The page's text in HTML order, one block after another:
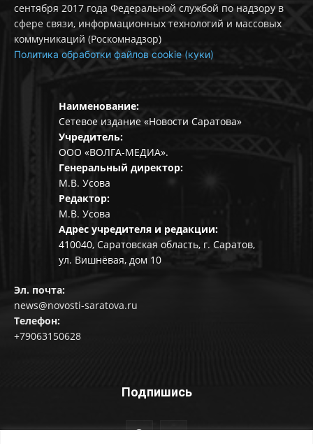
сентября 2017 года Федеральной службой по надзору в
сфере связи, информационных технологий и массовых
коммуникаций (Роскомнадзор)
Политика обработки файлов cookie (куки)
Наименование:
Сетевое издание «Новости Саратова»
Учредитель:
ООО «ВОЛГА-МЕДИА».
Генеральный директор:
М.В. Усова
Редактор:
М.В. Усова
Адрес учредителя и редакции:
410040, Саратовская область, г. Саратов,
ул. Вишнёвая, дом 10
Эл. почта:
news@novosti-saratova.ru
Телефон:
+79063150628
Подпишись